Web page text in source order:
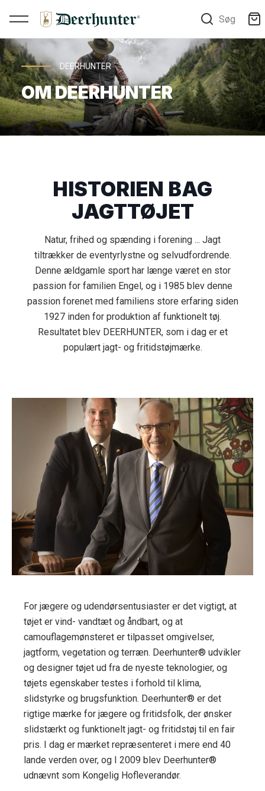
Søg
DEERHUNTER
OM DEERHUNTER
HISTORIEN BAG
JAGTTØJET
Natur, frihed og spænding i forening ... Jagt
tiltrækker de eventyrlystne og selvudfordrende.
Denne ældgamle sport har længe været en stor
passion for familien Engel, og i 1985 blev denne
passion forenet med familiens store erfaring siden
1927 inden for produktion af funktionelt tøj.
Resultatet blev DEERHUNTER, som i dag er et
populært jagt- og fritidstøjmærke.
For jægere og udendørsentusiaster er det vigtigt, at
tøjet er vind- vandtæt og åndbart, og at
camouflagemønsteret er tilpasset omgivelser,
jagtform, vegetation og terræn. Deerhunter® udvikler
og designer tøjet ud fra de nyeste teknologier, og
tøjets egenskaber testes i forhold til klima,
slidstyrke og brugsfunktion. Deerhunter® er det
rigtige mærke for jægere og fritidsfolk, der ønsker
slidstærkt og funktionelt jagt- og fritidstøj til en fair
pris. I dag er mærket repræsenteret i mere end 40
lande verden over, og I 2009 blev Deerhunter®
udnævnt som Kongelig Hofleverandør.